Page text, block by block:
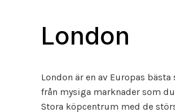
London
London är en av Europas
från mysiga marknader som
Stora köpcentrum med de